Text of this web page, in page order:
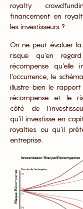
royalty
financement en
les investisseurs ?
On ne peut évaluer la
risque qu’en
récompense qu’elle
l’occurrence, le
illustre bien le
récompense et le
côté de
qu’il investisse en
royalties ou qu’il
entreprise.